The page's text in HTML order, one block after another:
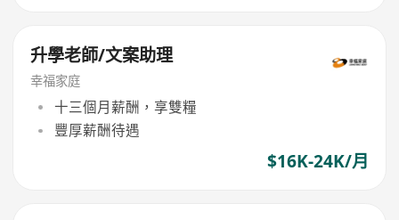
升學老師/文案助理
幸福家庭
十三個月薪酬，享雙糧
豐厚薪酬待遇
$16K-24K/月